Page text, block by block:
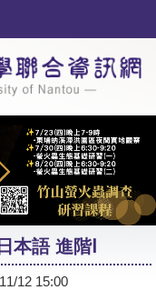
本語 進階Ⅰ
12 15:00